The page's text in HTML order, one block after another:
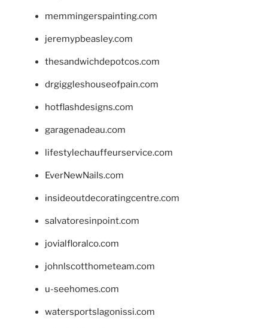
memmingerspainting.com
jeremypbeasley.com
thesandwichdepotcos.com
drgiggleshouseofpain.com
hotflashdesigns.com
garagenadeau.com
lifestylechauffeurservice.com
EverNewNails.com
insideoutdecoratingcentre.com
salvatoresinpoint.com
jovialfloralco.com
johnlscotthometeam.com
u-seehomes.com
watersportslagonissi.com